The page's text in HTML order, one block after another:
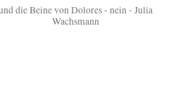
die Beine von Dolores - nein - Julia
Wachsmann